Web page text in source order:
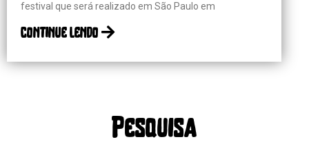
festival que será realizado em São Paulo em
continue lendo
Pesquisa